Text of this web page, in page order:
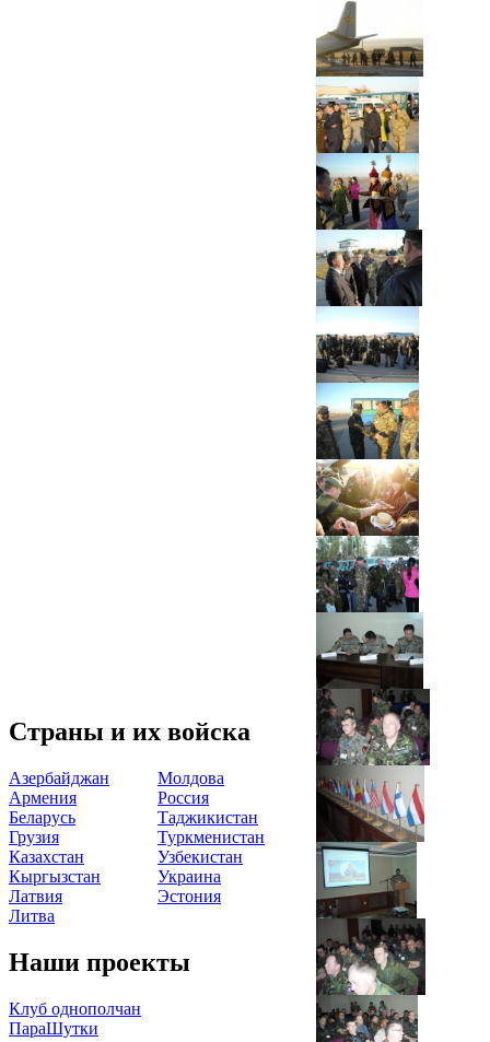
Страны и их войска
Азербайджан
Армения
Беларусь
Грузия
Казахстан
Кыргызстан
Латвия
Литва
Молдова
Россия
Таджикистан
Туркменистан
Узбекистан
Украина
Эстония
Наши проекты
Клуб однополчан
ПараШутки